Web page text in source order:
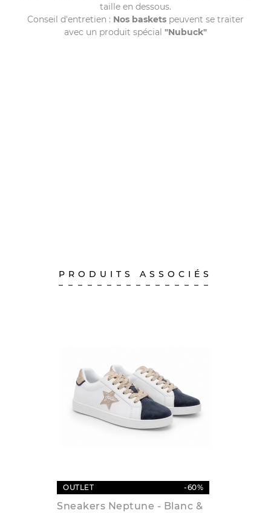
taille en dessous.
Conseil d'entretien : Nos baskets peuvent se traiter
avec un produit spécial "Nubuck"
PRODUITS ASSOCIÉS
OUTLET -60%
Sneakers Neptune - Blanc &